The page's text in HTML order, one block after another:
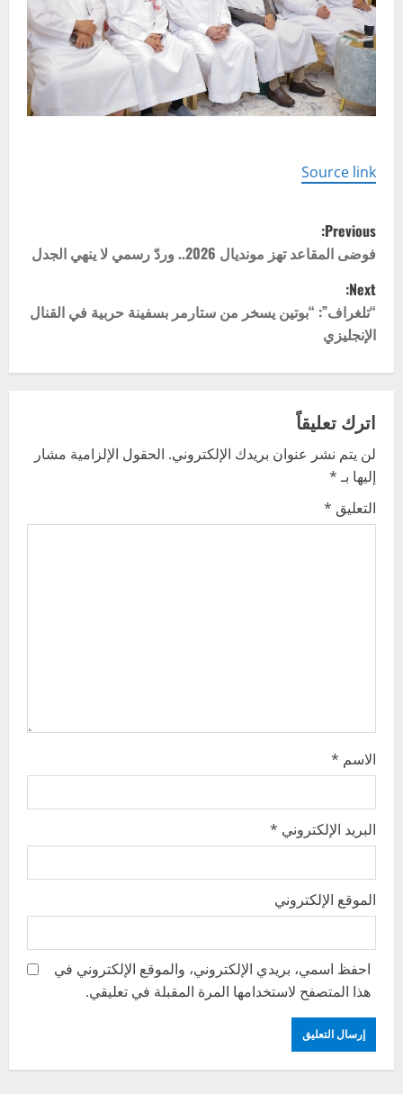
Source link
P
o
s
t
n
a
v
i
g
Previous:
فوضى المقاعد تهز مونديال 2026.. وردّ رسمي لا ينهي الجدل
Next:
“تلغراف”: “بوتين يسخر من ستارمر بسفينة حربية في القنال
الإنجليزي
اترك تعليقاً
لن يتم نشر عنوان بريدك الإلكتروني. الحقول الإلزامية مشار
إليها بـ*
التعليق *
الاسم *
البريد الإلكتروني *
الموقع الإلكتروني
احفظ اسمي، بريدي الإلكتروني، والموقع الإلكتروني في
هذا المتصفح لاستخدامها المرة المقبلة في تعليقي.